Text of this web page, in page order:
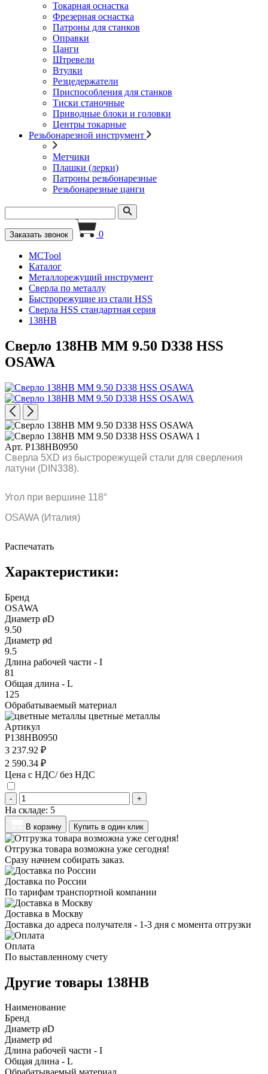
Токарная оснастка
Фрезерная оснастка
Патроны для станков
Оправки
Цанги
Штревели
Втулки
Резцедержатели
Приспособления для станков
Тиски станочные
Приводные блоки и головки
Центры токарные
Резьбонарезной инструмент
Метчики
Плашки (лерки)
Патроны резьбонарезные
Резьбонарезные цанги
Заказать звонок 0
MCTool
Каталог
Металлорежущий инструмент
Сверла по металлу
Быстрорежущие из стали HSS
Сверла HSS стандартная серия
138HB
Сверло 138HB MM 9.50 D338 HSS
OSAWA
Арт. P138HB0950
Сверла 5XD из быстрорежущей стали для сверления
латуни (DIN338).
Угол при вершине 118°
OSAWA (Италия)
Распечатать
Характеристики:
Бренд
OSAWA
Диаметр øD
9.50
Диаметр ød
9.5
Длина рабочей части - I
81
Общая длина - L
125
Обрабатываемый материал
цветные металлы
Артикул
P138HB0950
3 237.92 ₽
2 590.34 ₽
Цена с НДС/ без НДС
- +
На складе: 5
В корзину Купить в один клик
Отгрузка товара возможна уже сегодня!
Сразу начнем собирать заказ.
Доставка по России
По тарифам транспортной компании
Доставка в Москву
Доставка до адреса получателя - 1-3 дня с момента отгрузки
Оплата
По выставленному счету
Другие товары 138HB
Наименование
Бренд
Диаметр øD
Диаметр ød
Длина рабочей части - I
Общая длина - L